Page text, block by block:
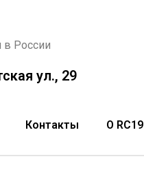
в России
ул., 29
Контакты О RC19